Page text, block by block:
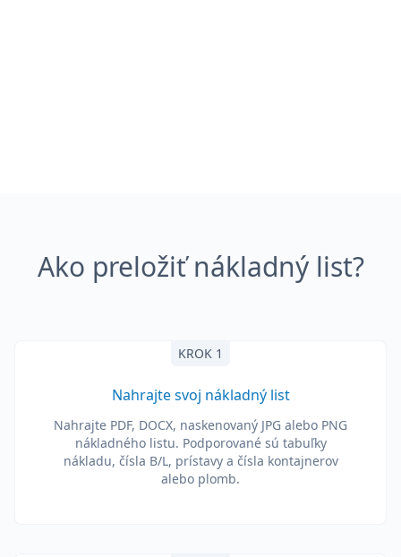
Ako preložiť nákladný list?
KROK 1
Nahrajte svoj nákladný list
Nahrajte PDF, DOCX, naskenovaný JPG alebo PNG
nákladného listu. Podporované sú tabuľky
nákladu, čísla B/L, prístavy a čísla kontajnerov
alebo plomb.